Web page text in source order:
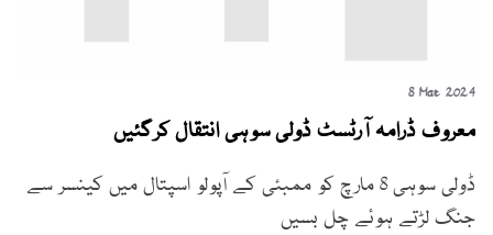
8 Mar 2024
معروف ڈرامہ آرٹسٹ ڈولی سوہی انتقال کرگئیں
ڈولی سوہی 8 مارچ کو ممبئی کے آپولو اسپتال میں کینسر سے
جنگ لڑتے ہوئے چل بسیں